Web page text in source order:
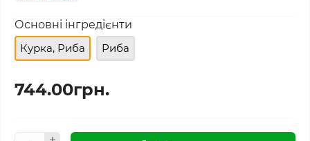
Основні інгредієнти
Курка, Риба
Риба
744.00грн.